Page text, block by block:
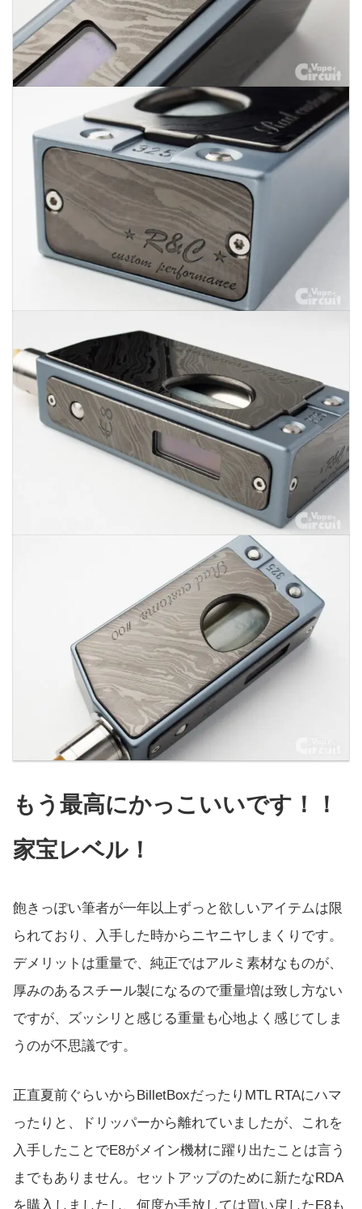
もう最高にかっこいいです！！
家宝レベル！
飽きっぽい筆者が一年以上ずっと欲しいアイテムは限
られており、入手した時からニヤニヤしまくりです。
デメリットは重量で、純正ではアルミ素材なものが、
厚みのあるスチール製になるので重量増は致し方ない
ですが、ズッシリと感じる重量も心地よく感じてしま
うのが不思議です。
正直夏前ぐらいからBilletBoxだったりMTL RTAにハマ
ったりと、ドリッパーから離れていましたが、これを
入手したことでE8がメイン機材に躍り出たことは言う
までもありません。セットアップのために新たなRDA
を購入しましたし、何度か手放しては買い戻したE8も